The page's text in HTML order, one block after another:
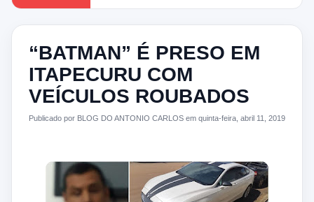
“BATMAN” É PRESO EM
ITAPECURU COM
VEÍCULOS ROUBADOS
Publicado por BLOG DO ANTONIO CARLOS em quinta-feira, abril 11, 2019